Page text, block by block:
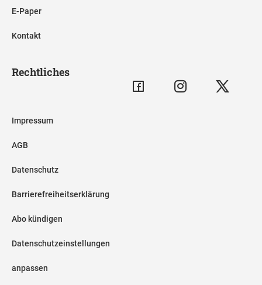
E-Paper
Kontakt
Rechtliches
Impressum
AGB
Datenschutz
Barrierefreiheitserklärung
Abo kündigen
Datenschutzeinstellungen
anpassen